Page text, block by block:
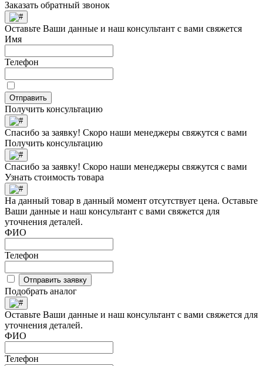
Заказать обратный звонок
Оставьте Ваши данные и наш консультант с вами свяжется
Имя
Телефон
Отправить
Получить консультацию
Спасибо за заявку! Скоро наши менеджеры свяжутся с вами
Получить консультацию
Спасибо за заявку! Скоро наши менеджеры свяжутся с вами
Узнать стоимость товара
На данный товар в данный момент отсутствует цена. Оставьте
Ваши данные и наш консультант с вами свяжется для
уточнения деталей.
ФИО
Телефон
Отправить заявку
Подобрать аналог
Оставьте Ваши данные и наш консультант с вами свяжется для
уточнения деталей.
ФИО
Телефон